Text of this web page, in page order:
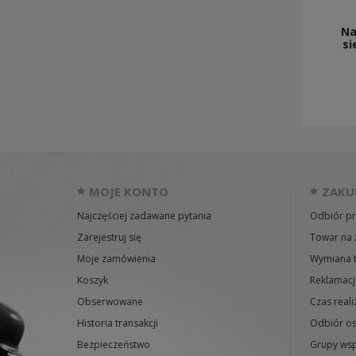
MOJE KONTO
Najczęściej zadawane pytania
Zarejestruj się
Moje zamówienia
Koszyk
Obserwowane
Historia transakcji
Bezpieczeństwo
Odbiór
Towar na
Wymiana
Czas
Odbiór
Grupy